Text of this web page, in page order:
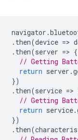
navigator .
. then(device =>
. then(server => {
// Getting
return server .
})
. then(service =>
// Getting
return service.
})
. then(